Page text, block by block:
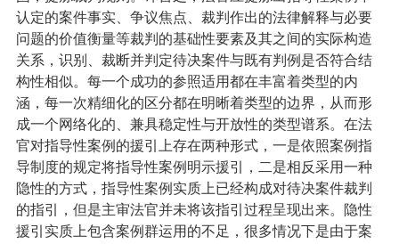
认定的案件事实、争议焦点、裁判作出的法律解释与必要
问题的价值衡量等裁判的基础性要素及其之间的实际构造
关系，识别、裁断并判定待决案件与既有判例是否符合结
构性相似。每一个成功的参照适用都在丰富着类型的内
涵，每一次精细化的区分都在明晰着类型的边界，从而形
成一个网络化的、兼具稳定性与开放性的类型谱系。在法
官对指导性案例的援引上存在两种形式，一是依照案例指
导制度的规定将指导性案例明示援引，二是相反采用一种
隐性的方式，指导性案例实质上已经构成对待决案件裁判
的指引，但是主审法官并未将该指引过程呈现出来。隐性
援引实质上包含案例群运用的不足，很多情况下是由于案